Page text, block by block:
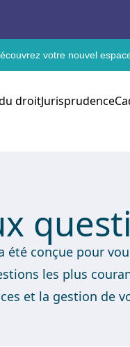
votre nouvel
droitJurisprudence
été conçue pour
les plus
et la gestion de